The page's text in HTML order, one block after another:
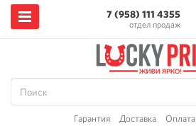
7 (958) 111 4355
отдел продаж
Гарантия Доставка Оплата